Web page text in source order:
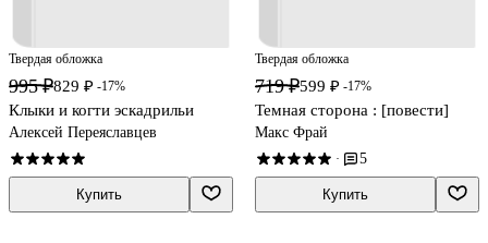
Твердая обложка
995 ₽829 ₽ -17%
Клыки и когти эскадрильи
Алексей Переяславцев
Купить
Твердая обложка
719 ₽599 ₽ -17%
Темная сторона : [повести]
Макс Фрай
· 5
Купить